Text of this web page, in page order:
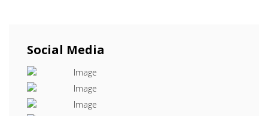
Social Media